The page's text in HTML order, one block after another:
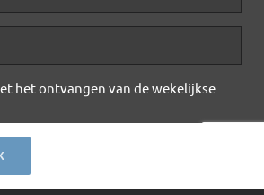
het ontvangen van de wekelijkse